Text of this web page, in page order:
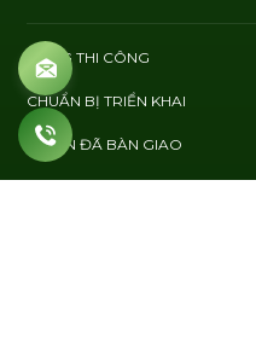
ĐANG THI CÔNG
CHUẨN BỊ TRIỂN KHAI
DỰ ÁN ĐÃ BÀN GIAO